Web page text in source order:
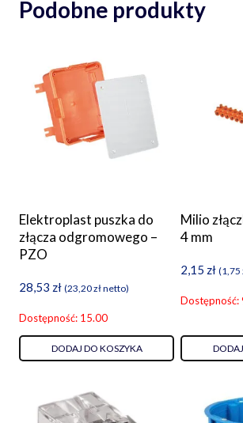
Podobne produkty
Elektroplast puszka do
złącza odgromowego –
PZO
28,53 zł (23,20złnetto)
Dostępność: 15.00
DODAJ DO KOSZYKA
Milio
4 mm
2,15 zł (1,75
Dostępność: